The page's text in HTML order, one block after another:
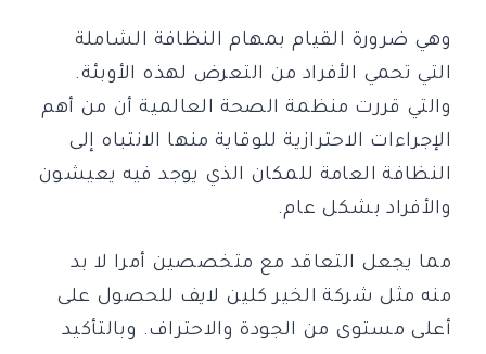
وهي ضرورة القيام بمهام النظافة الشاملة
التي تحمي الأفراد من التعرض لهذه الأوبئة.
والتي قررت منظمة الصحة العالمية أن من أهم
الإجراءات الاحترازية للوقاية منها الانتباه إلى
النظافة العامة للمكان الذي يوجد فيه يعيشون
والأفراد بشكل عام.
مما يجعل التعاقد مع متخصصين أمرا لا بد
منه مثل شركة الخير كلين لايف للحصول على
أعلى مستوى من الجودة والاحتراف. وبالتأكيد